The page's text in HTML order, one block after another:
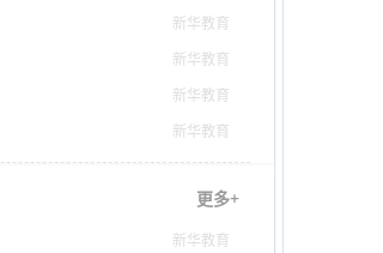
新华教育
新华教育
新华教育
新华教育
更多+
新华教育